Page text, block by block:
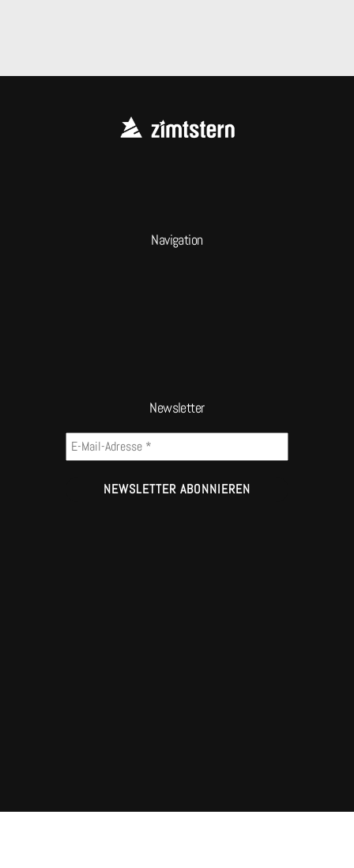
Navigation
Newsletter